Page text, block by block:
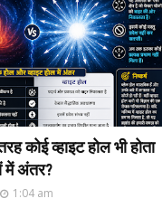
कोई व्हाइट होल भी‌ होता
में अंतर?
1:04 am